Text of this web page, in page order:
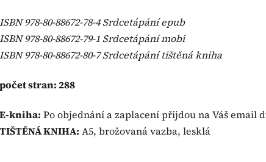
ISBN 978-80-88672-78-4 Srdcetápání epub
ISBN 978-80-88672-79-1 Srdcetápání mobi
ISBN 978-80-88672-80-7 Srdcetápání tištěná kniha
počet stran: 288
E-kniha: Po objednání a zaplacení přijdou na Váš email
TIŠTĚNÁ KNIHA: A5, brožovaná vazba, lesklá